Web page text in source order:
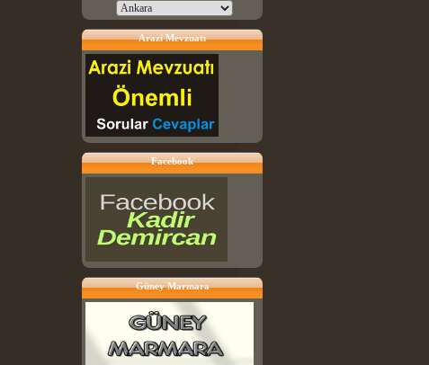
Arazi Mevzuatı
Facebook
Güney Marmara